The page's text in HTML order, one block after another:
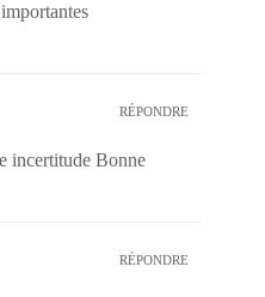
RÉPONDRE
incertitude Bonne
RÉPONDRE